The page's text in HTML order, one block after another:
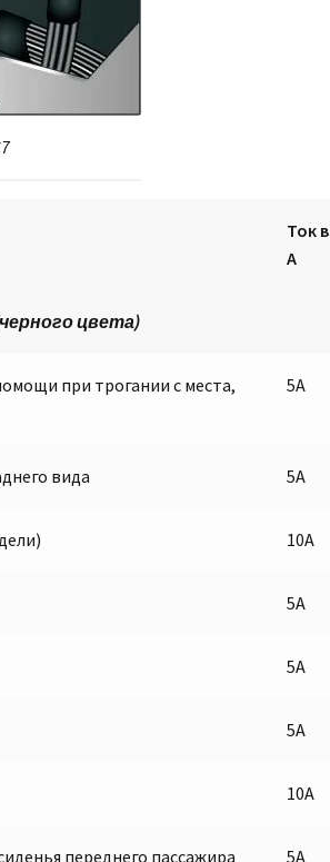
Ток в
А
цвета)
при трогании с места,
5A
вида 5A
10А
5А
5А
5А
10А
переднего пассажира 5А